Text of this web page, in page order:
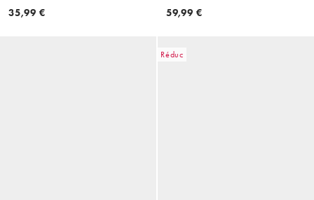
35,99 €
basse - Délavage effet usé
59,99 €
Réduc